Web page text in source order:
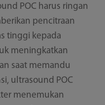
POC harus ringan
pencitraan
tinggi kepada
meningkatkan
saat memandu
ultrasound POC
menemukan